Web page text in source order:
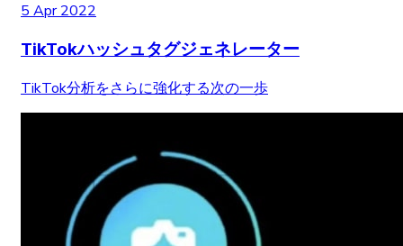
5 Apr 2022
TikTokハッシュタグジェネレーター
TikTok分析をさらに強化する次の一歩